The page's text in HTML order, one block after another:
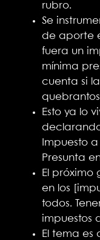
rubro.
Se
de aporte
fuera un
mínima
cuenta si
Esto ya lo
Impuesto
Presunta
El próximo
en los
todos.
impuestos
El tema es